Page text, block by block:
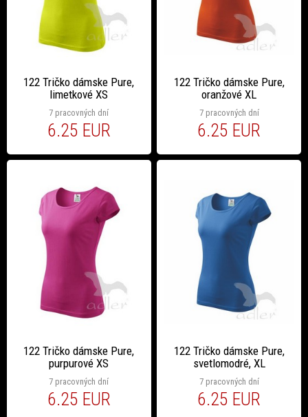
122 Tričko dámske Pure,
limetkové XS
7 pracovných dní
6.25 EUR
122 Tričko dámske Pure,
oranžové XL
7 pracovných dní
6.25 EUR
122 Tričko dámske Pure,
purpurové XS
7 pracovných dní
6.25 EUR
122 Tričko dámske Pure,
svetlomodré, XL
7 pracovných dní
6.25 EUR